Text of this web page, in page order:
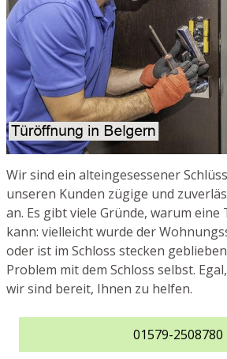
Wir sind ein alteingesessener
unseren Kunden zügige und
an. Es gibt viele Gründe, warum
kann: vielleicht wurde der
oder ist im Schloss stecken
Problem mit dem Schloss selbst.
wir sind bereit, Ihnen zu helfen.
01579-2508780